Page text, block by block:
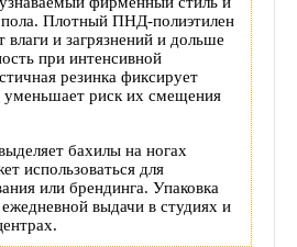
Плотный ПНД‑полиэтилен
и загрязнений и дольше
при интенсивной
резинка фиксирует
уменьшает риск их смещения
бахилы на ногах
использоваться для
или брендинга. Упаковка
выдачи в студиях и